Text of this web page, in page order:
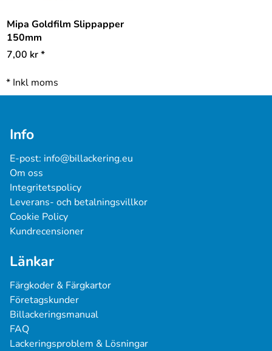
Mipa Goldfilm Slippapper
150mm
7,00 kr*
* Inkl moms
Info
E-post: info@billackering.eu
Om oss
Integritetspolicy
Leverans- och betalningsvillkor
Cookie Policy
Kundrecensioner
Länkar
Färgkoder & Färgkartor
Företagskunder
Billackeringsmanual
FAQ
Lackeringsproblem & Lösningar